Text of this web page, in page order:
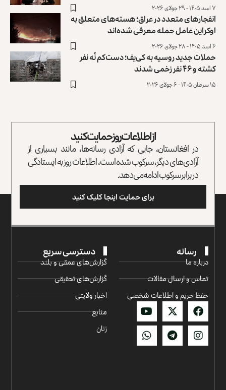
۷ اسد ۱۴۰۵ - ۲۹ جولای ۲۰۲۶
انفجارهای متعدد در عراق؛ هسته‌های متعلق به
اوکراین عامل حمله معرفی شده‌اند
۶ اسد ۱۴۰۵ - ۲۸ جولای ۲۰۲۶
حملات جدید روسیه به کی‌یف؛ دست‌کم نُه نفر
کشته و ۴۶ نفر زخمی شدند
۱۵ سرطان ۱۴۰۵ - ۶ جولای ۲۰۲۶
از اطلاعات روز حمایت کنید
در افغانستان، جایی که آزادی رسانه‌ها، مانند بسیاری از
آزادی‌های دیگر، سرکوب شده است، اطلاعات روز به ایستادگی
در برابر سرکوب ادامه می‌دهد.
برای حمایت اینجا کلیک کنید
رسانه
درباره ما
تماس و ارسال مقالات
حفظ حریم و اطلاعات شخصی
دسترسی سریع
گزارش‌‌های عمقی و بلند
گزارش‌های تحقیقی
اخبار ولایتی
منابع
زنان